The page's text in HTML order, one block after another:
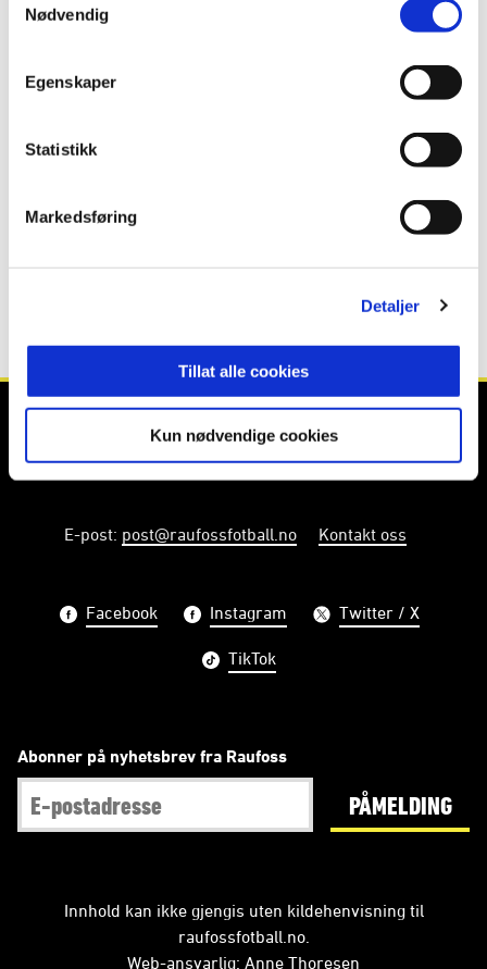
Nødvendig
Egenskaper
Statistikk
Markedsføring
Detaljer
Tillat alle cookies
Kun nødvendige cookies
E-post: post@raufossfotball.no Kontakt oss
Facebook Instagram Twitter / X
TikTok
Abonner på nyhetsbrev fra Raufoss
PÅMELDING
Innhold kan ikke gjengis uten kildehenvisning til
raufossfotball.no.
Web-ansvarlig: Anne Thoresen